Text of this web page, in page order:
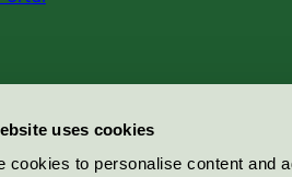
uses cookies
cookies to personalise content and